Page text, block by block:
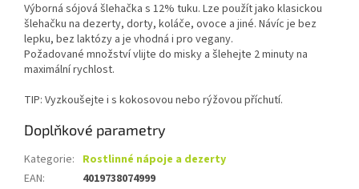
Výborná sójová šlehačka s 12% tuku. Lze použít jako klasickou
šlehačku na dezerty, dorty, koláče, ovoce a jiné. Návíc je bez
lepku, bez laktózy a je vhodná i pro vegany.
Požadované množství vlijte do misky a šlehejte 2 minuty na
maximální rychlost.
TIP: Vyzkoušejte i s kokosovou nebo rýžovou příchutí.
Doplňkové parametry
Kategorie: Rostlinné nápoje a dezerty
EAN:
4019738074999